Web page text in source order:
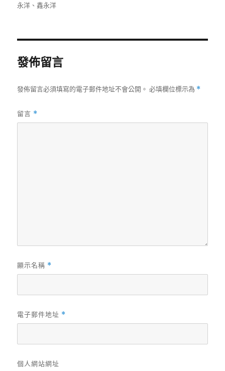
者
佈
永洋 、鑫永洋
發佈留言
發佈留言必須填寫的電子郵件地址不會公開。 必填欄位標示為 *
留言 *
顯示名稱 *
電子郵件地址 *
個人網站網址